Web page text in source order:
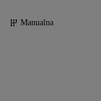
Manualna